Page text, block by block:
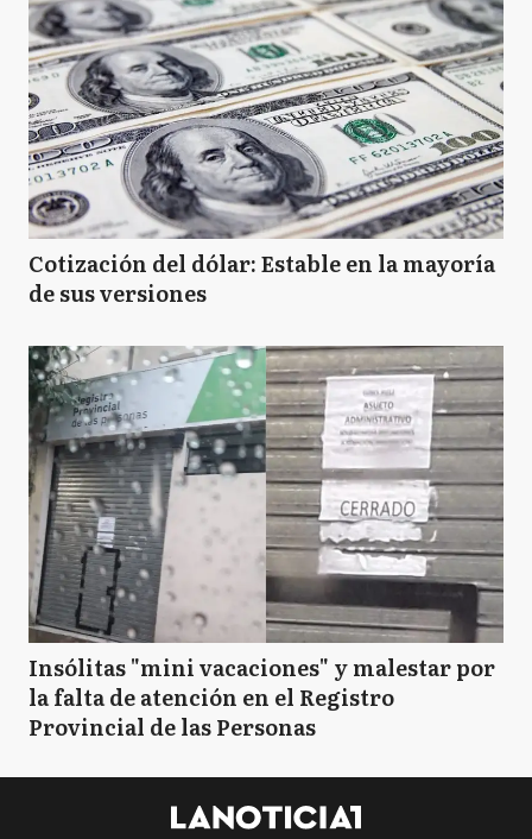
Cotización del dólar: Estable en la mayoría
de sus versiones
Insólitas "mini vacaciones" y malestar por
la falta de atención en el Registro
Provincial de las Personas